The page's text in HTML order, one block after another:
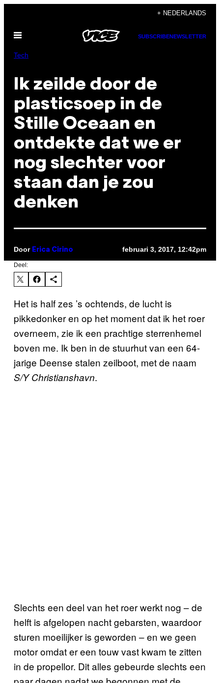
de
inhoud
+ NEDERLANDS
Open
SUBSCRIBENEWSLETTER
Tech
Ik zeilde door de
plasticsoep in de
Stille Oceaan en
ontdekte dat we er
nog slechter voor
staan dan je zou
denken
Door Erica Cirino februari 3, 2017, 12:42pm
Deel:
Het is half zes ’s ochtends, de lucht is
pikkedonker en op het moment dat ik het roer
overneem, zie ik een prachtige sterrenhemel
boven me. Ik ben in de stuurhut van een 64-
jarige Deense stalen zeilboot, met de naam
S/Y Christianshavn.
Slechts een deel van het roer werkt nog – de
helft is afgelopen nacht gebarsten, waardoor
sturen moeilijker is geworden – en we geen
motor omdat er een touw vast kwam te zitten
in de propellor. Dit alles gebeurde slechts een